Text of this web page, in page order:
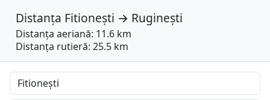
Distanța Fitionești → Ruginești
Distanța aeriană: 11.6 km
Distanța rutieră: 25.5 km